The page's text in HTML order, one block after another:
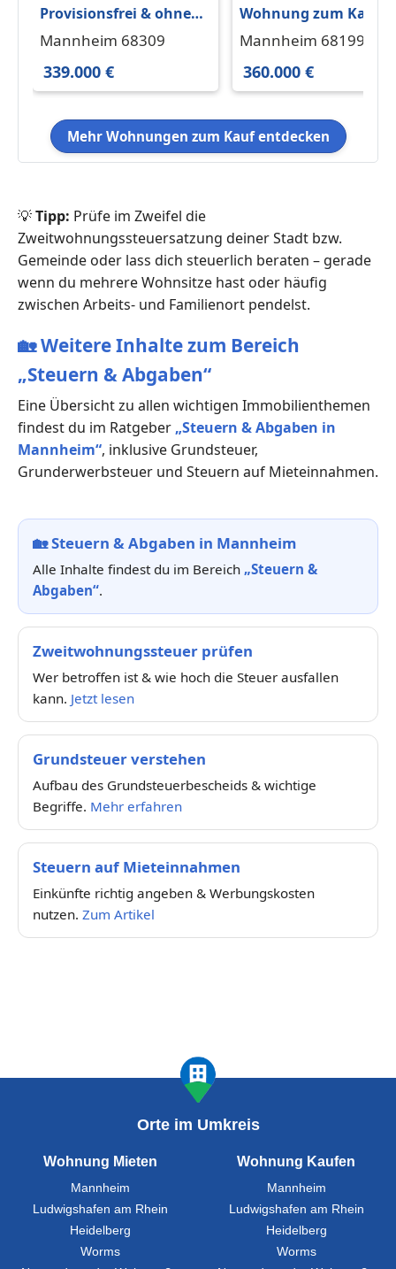
Provisionsfrei & ohne
Erbpacht
Mannheim 68309
339.000 €
Wohnung zum
in Mannheim 360.000
Mannheim 68199
360.000 €
Mehr Wohnungen zum Kauf entdecken
💡Tipp: Prüfe im Zweifel die
Zweitwohnungssteuersatzung deiner Stadt bzw.
Gemeinde oder lass dich steuerlich beraten – gerade
wenn du mehrere Wohnsitze hast oder häufig
zwischen Arbeits- und Familienort pendelst.
🏡Weitere Inhalte zum Bereich
„Steuern & Abgaben“
Eine Übersicht zu allen wichtigen Immobilienthemen
findest du im Ratgeber „Steuern & Abgaben in
Mannheim“, inklusive Grundsteuer,
Grunderwerbsteuer und Steuern auf Mieteinnahmen.
🏡Steuern & Abgaben in Mannheim
Alle Inhalte findest du im Bereich „Steuern &
Abgaben“.
Zweitwohnungssteuer prüfen
Wer betroffen ist & wie hoch die Steuer ausfallen
kann. Jetzt lesen
Grundsteuer verstehen
Aufbau des Grundsteuerbescheids & wichtige
Begriffe. Mehr erfahren
Steuern auf Mieteinnahmen
Einkünfte richtig angeben & Werbungskosten
nutzen. Zum Artikel
Orte im Umkreis
Wohnung Mieten
Mannheim
Ludwigshafen am Rhein
Heidelberg
Worms
Wohnung Kaufen
Mannheim
Ludwigshafen am Rhein
Heidelberg
Worms